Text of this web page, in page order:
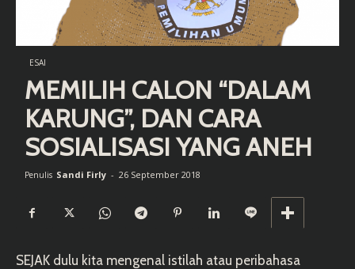
ESAI
MEMILIH CALON “DALAM
KARUNG”, DAN CARA
SOSIALISASI YANG ANEH
Penulis Sandi Firly - 26 September 2018
SEJAK dulu kita mengenal istilah atau peribahasa